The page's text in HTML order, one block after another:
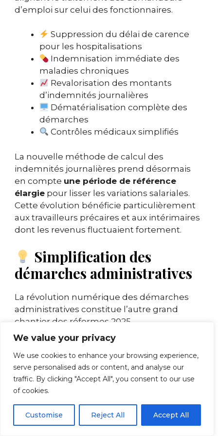
We value your privacy
We use cookies to enhance your browsing experience,
serve personalised ads or content, and analyse our
traffic. By clicking "Accept All", you consent to our use
of cookies.
Customise Reject All Accept All
d’emploi sur celui des fonctionnaires.
Suppression du délai de carence
pour les hospitalisations
Indemnisation immédiate des
maladies chroniques
Revalorisation des montants
d’indemnités journalières
Dématérialisation complète des
démarches
Contrôles médicaux simplifiés
La nouvelle méthode de calcul des
indemnités journalières prend désormais
en compte une période de référence
élargie pour lisser les variations salariales.
Cette évolution bénéficie particulièrement
aux travailleurs précaires et aux intérimaires
dont les revenus fluctuaient fortement.
Simplification des
démarches administratives
La révolution numérique des démarches
administratives constitue l’autre grand
chantier des réformes 2025.
L’interopérabilité entre les systèmes
d’information
de France Travail et de
l’Assurance Maladie élimine les doublons et
accélère les traitements. Cette
modernisation réduit considérablement les
erreurs de transmission.
L’intelligence artificielle assiste désormais